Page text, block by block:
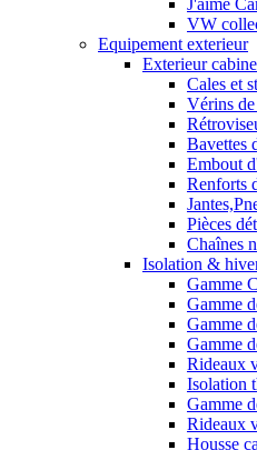
J'aime
VW
Equipement exterieur
Exterieur
Cales et
Vérins
Bavettes
Embout
Renforts
Pièces
Chaînes
Isolation &
Gamme
Gamme
Gamme
Gamme
Rideaux
Isolation
Gamme
Rideaux
Housse